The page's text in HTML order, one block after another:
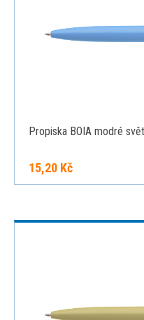
Propiska BOIA modré
15,20 Kč